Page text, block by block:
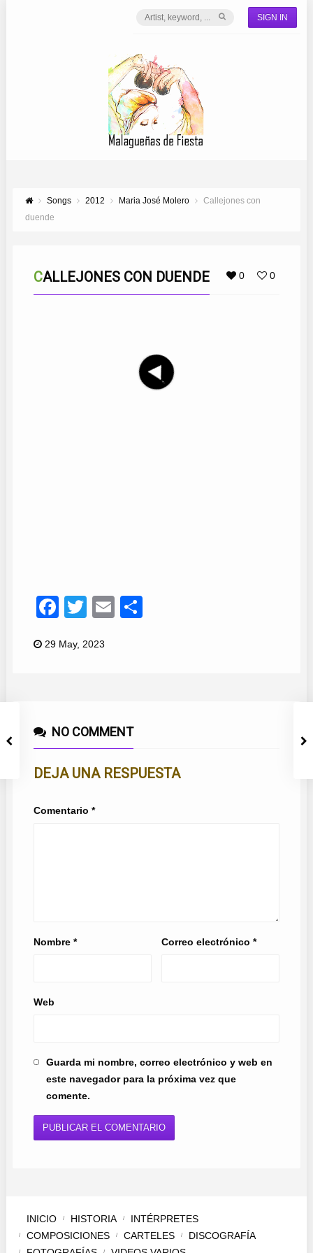
SIGN IN
Songs 2012 Maria José Molero
Callejones con
duende
0 0
CALLEJONES CON DUENDE
Facebook
TwitterEmail
29 May, 2023
NO COMMENT
DEJA UNA RESPUESTA
Comentario *
Nombre * Correo electrónico*
Web
Guarda mi nombre, correo electrónico y web en
este navegador para la próxima vez que
comente.
INICIO HISTORIA
INTÉRPRETES
COMPOSICIONES
CARTELES
DISCOGRAFÍA